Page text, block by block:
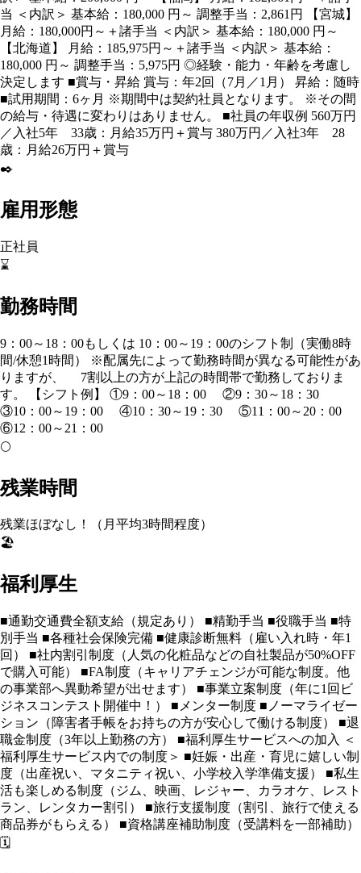
当 ＜内訳＞ 基本給：180,000 円～ 調整手当：2,861円 【宮城】
月給：180,000円～＋諸手当 ＜内訳＞ 基本給：180,000 円～
【北海道】 月給：185,975円～＋諸手当 ＜内訳＞ 基本給：
180,000 円～ 調整手当：5,975円 ◎経験・能力・年齢を考慮し
決定します ■賞与・昇給 賞与：年2回（7月／1月） 昇給：随時
■試用期間：6ヶ月 ※期間中は契約社員となります。 ※その間
の給与・待遇に変わりはありません。 ■社員の年収例 560万円
／入社5年 33歳：月給35万円＋賞与 380万円／入社3年 28
歳：月給26万円＋賞与
✒️
雇用形態
正社員
⌛
勤務時間
9：00～18：00もしくは 10：00～19：00のシフト制（実働8時
間/休憩1時間） ※配属先によって勤務時間が異なる可能性があ
りますが、 7割以上の方が上記の時間帯で勤務しておりま
す。 【シフト例】 ①9：00～18：00 ②9：30～18：30
③10：00～19：00 ④10：30～19：30 ⑤11：00～20：00
⑥12：00～21：00
🌕
残業時間
残業ほぼなし！（月平均3時間程度）
🏖️
福利厚生
■通勤交通費全額支給（規定あり） ■精勤手当 ■役職手当 ■特
別手当 ■各種社会保険完備 ■健康診断無料（雇い入れ時・年1
回） ■社内割引制度（人気の化粧品などの自社製品が50%OFF
で購入可能） ■FA制度（キャリアチェンジが可能な制度。他
の事業部へ異動希望が出せます） ■事業立案制度（年に1回ビ
ジネスコンテスト開催中！） ■メンター制度 ■ノーマライゼー
ション（障害者手帳をお持ちの方が安心して働ける制度） ■退
職金制度（3年以上勤務の方） ■福利厚生サービスへの加入 ＜
福利厚生サービス内での制度＞ ■妊娠・出産・育児に嬉しい制
度（出産祝い、マタニティ祝い、小学校入学準備支援） ■私生
活も楽しめる制度（ジム、映画、レジャー、カラオケ、レスト
ラン、レンタカー割引） ■旅行支援制度（割引、旅行で使える
商品券がもらえる） ■資格講座補助制度（受講料を一部補助）
🗓️